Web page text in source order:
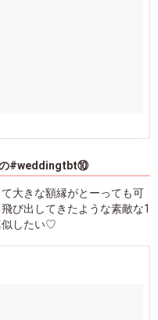
の#weddingtbt⑩
大きな額縁がとーっても可
び出してきたような素敵な1
似したい♡